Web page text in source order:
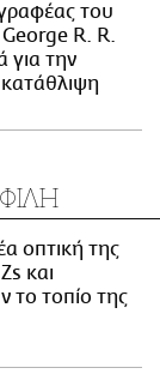
του
R. R.
για την
κατάθλιψη
οπτική της
και
το τοπίο της